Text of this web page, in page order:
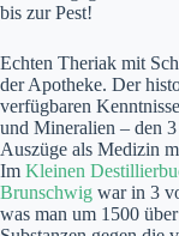
bis zur Pest!
Echten Theriak mit
der Apotheke. Der
verfügbaren
und Mineralien – den
Auszüge als Medizin
Im Kleinen
Brunschwig war in 3
was man um 1500